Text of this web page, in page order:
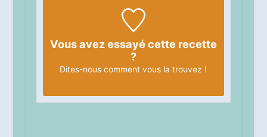
Vous avez essayé cette recette
?
Dites-nous comment vous la trouvez !